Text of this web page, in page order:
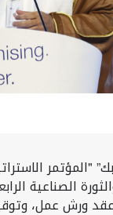
"المؤتمر
الصناعية
عقد ورش عمل،